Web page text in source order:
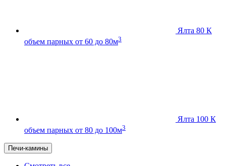
Ялта 80 К
объем парных от 60 до 80м3
Ялта 100 К
объем парных от 80 до 100м3
Печи-камины